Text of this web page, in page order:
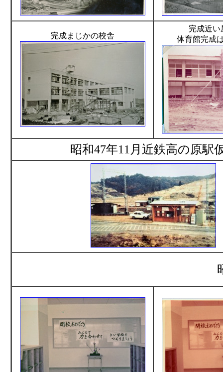
完成まじかの校舎
完成近い
体育館完成
昭和47年11月近鉄高の原駅